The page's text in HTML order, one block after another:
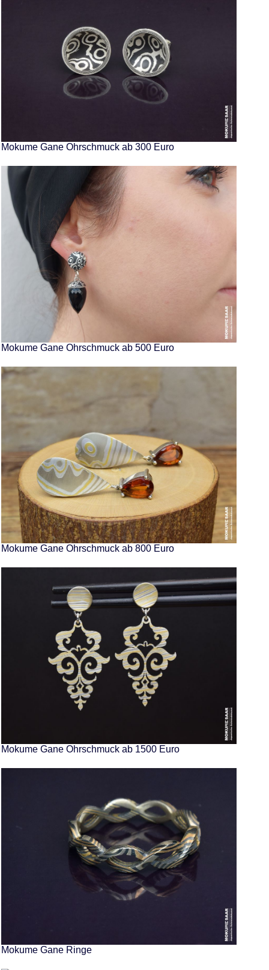
Mokume Gane Ohrschmuck ab 300 Euro
Mokume Gane Ohrschmuck ab 500 Euro
Mokume Gane Ohrschmuck ab 800 Euro
Mokume Gane Ohrschmuck ab 1500 Euro
Mokume Gane Ringe